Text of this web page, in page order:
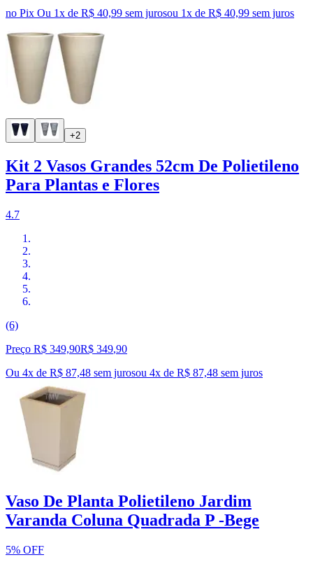
no Pix Ou 1x de R$ 40,99 sem jurosou 1x de R$ 40,99 sem juros
+2
Kit 2 Vasos Grandes 52cm De Polietileno
Para Plantas e Flores
4.7
(6)
Preço R$ 349,90R$ 349,90
Ou 4x de R$ 87,48 sem jurosou 4x de R$ 87,48 sem juros
Vaso De Planta Polietileno Jardim
Varanda Coluna Quadrada P -Bege
5% OFF